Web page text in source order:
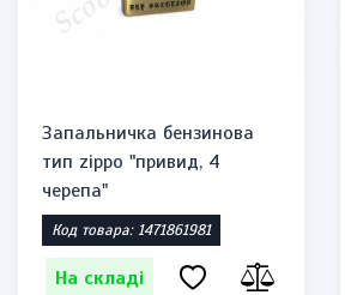
Запальничка бензинова
тип zippo "привид, 4
черепа"
Код товара: 1471861981
На складі